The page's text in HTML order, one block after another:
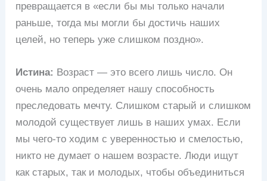
превращается в «если бы мы только начали
раньше, тогда мы могли бы достичь наших
целей, но теперь уже слишком поздно».
Истина: Возраст — это всего лишь число. Он
очень мало определяет нашу способность
преследовать мечту. Слишком старый и слишком
молодой существует лишь в наших умах. Если
мы чего-то ходим с уверенностью и смелостью,
никто не думает о нашем возрасте. Люди ищут
как старых, так и молодых, чтобы объединиться